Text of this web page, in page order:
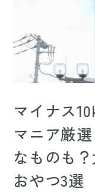
マイナス
マニア厳
なものも
おやつ3選